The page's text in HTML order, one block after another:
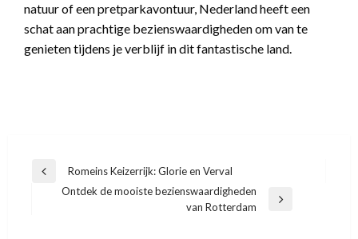
natuur of een pretparkavontuur, Nederland heeft een
schat aan prachtige bezienswaardigheden om van te
genieten tijdens je verblijf in dit fantastische land.
Bericht
navigatie
Vorige
bericht
Romeins Keizerrijk: Glorie en Verval
Ontdek de mooiste bezienswaardigheden
van Rotterdam